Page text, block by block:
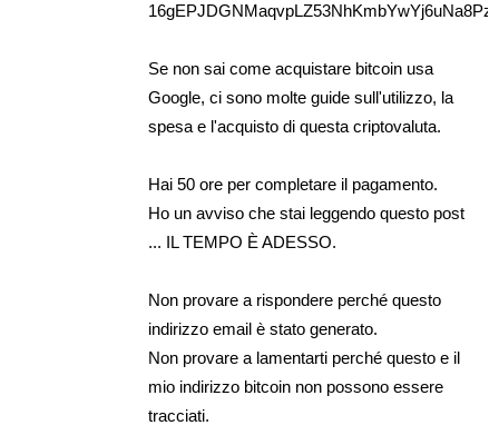
16gEPJDGNMaqvpLZ53NhKmbYwYj6uNa8Pz
Se non sai come acquistare bitcoin usa
Google, ci sono molte guide sull'utilizzo, la
spesa e l'acquisto di questa criptovaluta.
Hai 50 ore per completare il pagamento.
Ho un avviso che stai leggendo questo post
... IL TEMPO È ADESSO.
Non provare a rispondere perché questo
indirizzo email è stato generato.
Non provare a lamentarti perché questo e il
mio indirizzo bitcoin non possono essere
tracciati.